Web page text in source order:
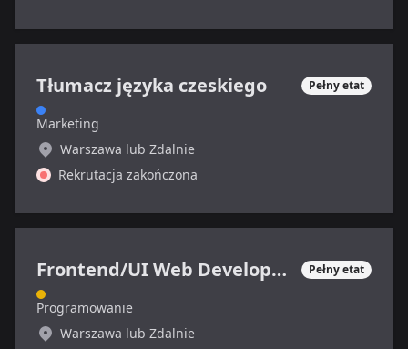
Tłumacz języka czeskiego Pełny etat
Marketing
Warszawa lub Zdalnie
Rekrutacja zakończona
Frontend/UI Web Developer/Designer Pełny etat
Programowanie
Warszawa lub Zdalnie